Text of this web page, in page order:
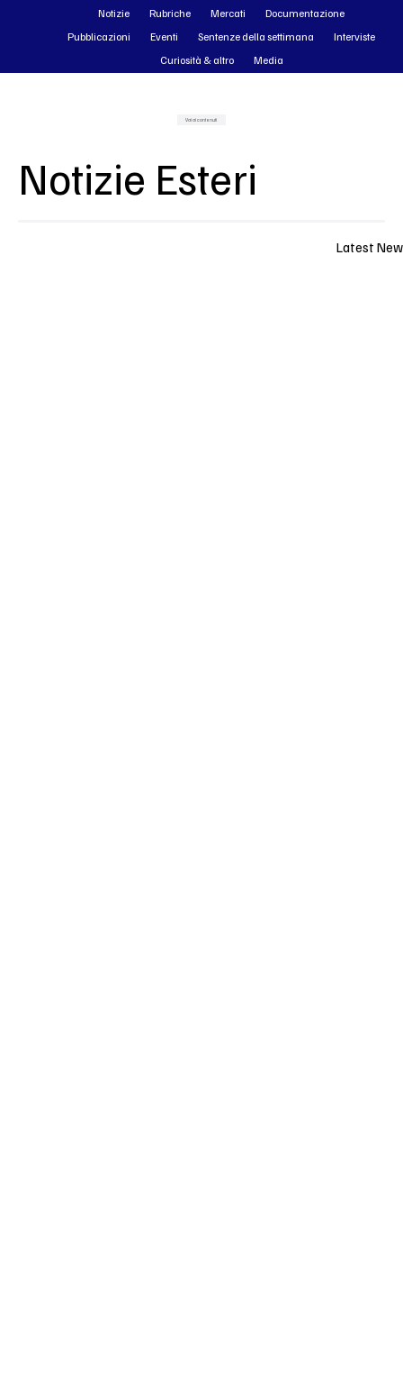
Notizie Rubriche Mercati
Documentazione
Pubblicazioni
Eventi Sentenze della settimana
Interviste
Curiosità & altro
Media
Vai ai contenuti
Notizie Esteri
Latest